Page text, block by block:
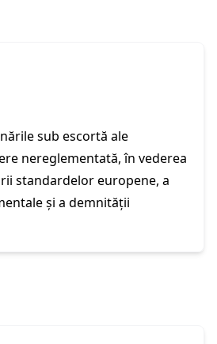
sub escortă ale
nereglementată, în vederea
standardelor europene, a
și a demnității